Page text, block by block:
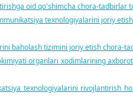
oid qo'shimcha chora-tadbirlar
texnologiyalarini joriy
baholash tizimini joriy etish chora-
organlari xodimlarining
texnologiyalarini